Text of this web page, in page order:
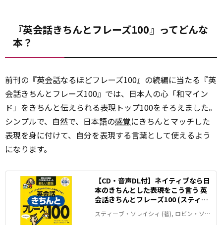
『英会話きちんとフレーズ100』ってどんな
本？
前刊の『英会話なるほどフレーズ100』の続編に当たる『英
会話きちんとフレーズ100』では、日本人の心「和マイン
ド」をきちんと伝えられる表現トップ100をそろえました。
シンプルで、自然で、日本語の感覚にきちんとマッチした
表現を身に付けて、自分を表現する言葉として使えるよう
になります。
【CD・音声DL付】ネイティブなら日
本のきちんとした表現をこう言う 英
会話きちんとフレーズ100 (スティー
ブ・ソレイシィの英会話シリーズ)
スティーブ・ソレイシィ (著), ロビン・ソレ